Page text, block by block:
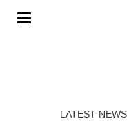
LATEST NEWS